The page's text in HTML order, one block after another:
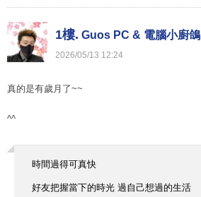
1樓. Guos PC & 電腦小廚鴿
2026/05/13 12:24
真的是有歲月了~~
^^
時間過得可真快
好友把握當下的時光 過自己想過的生活